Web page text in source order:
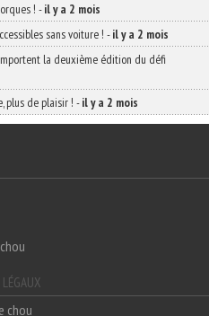
! -il y a 2 mois
sans voiture ! -il y a 2 mois
la deuxième édition du défi
plus de plaisir ! -il y a 2 mois
chou